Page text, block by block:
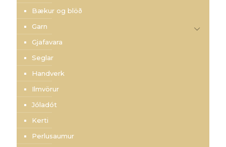
Bækur og blöð
Garn
Gjafavara
Seglar
Handverk
Ilmvörur
Jóladót
Kerti
Perlusaumur